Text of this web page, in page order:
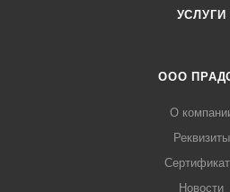
УСЛУГИ
ООО
О
Реквизиты
Новости